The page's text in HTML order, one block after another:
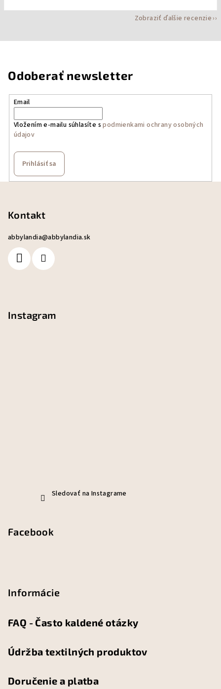
Zobraziť ďalšie recenzie
Odoberať newsletter
Email
Vložením e-mailu súhlasíte spodmienkami ochrany osobných
údajov
Prihlásiť sa
Kontakt
abbylandia@abbylandia.sk
Instagram
Sledovať na Instagrame
Facebook
Informácie
FAQ - Často kaldené otázky
Údržba textilných produktov
Doručenie a platba